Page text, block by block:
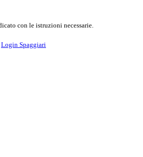
con le istruzioni necessarie.
Login Spaggiari